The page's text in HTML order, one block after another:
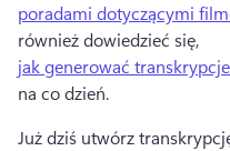
poradami dotyczącymi
również dowiedzieć się,
jak generować
na co dzień.
Już dziś utwórz